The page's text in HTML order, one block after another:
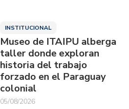
INSTITUCIONAL
Museo de ITAIPU alberga
taller donde exploran
historia del trabajo
forzado en el Paraguay
colonial
05/08/2026